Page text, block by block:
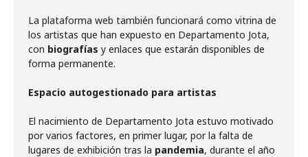
La plataforma web también funcionará como vitrina de
los artistas que han expuesto en Departamento Jota,
con biografías y enlaces que estarán disponibles de
forma permanente.
Espacio autogestionado para artistas
El nacimiento de Departamento Jota estuvo motivado
por varios factores, en primer lugar, por la falta de
lugares de exhibición tras la pandemia, durante el año